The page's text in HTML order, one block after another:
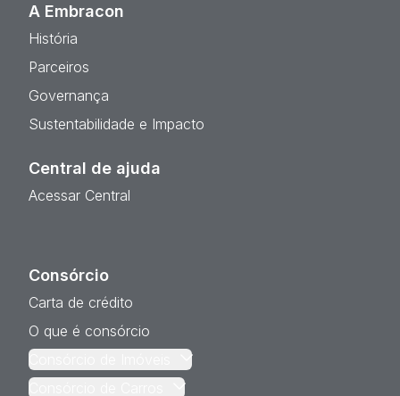
A Embracon
História
Parceiros
Governança
Sustentabilidade e Impacto
Central de ajuda
Acessar Central
Consórcio
Carta de crédito
O que é consórcio